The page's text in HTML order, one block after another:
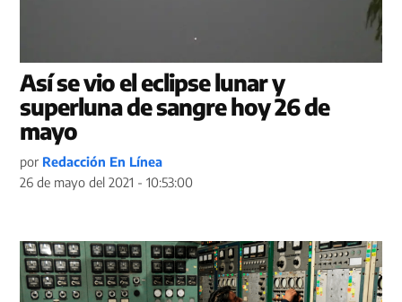
Así se vio el eclipse lunar y
superluna de sangre hoy 26 de
mayo
por Redacción En Línea
26 de mayo del 2021 - 10:53:00